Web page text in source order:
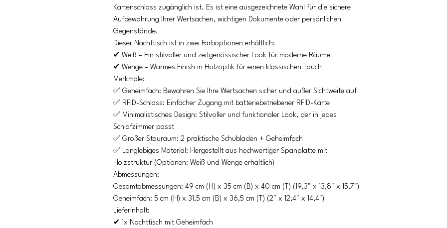
Kartenschloss zugänglich ist. Es ist eine ausgezeichnete Wahl für die sichere
Aufbewahrung Ihrer Wertsachen, wichtigen Dokumente oder persönlichen
Gegenstände.
Dieser Nachttisch ist in zwei Farboptionen erhältlich:
✔ Weiß – Ein stilvoller und zeitgenössischer Look für moderne Räume
✔ Wenge – Warmes Finish in Holzoptik für einen klassischen Touch
Merkmale:
✅ Geheimfach: Bewahren Sie Ihre Wertsachen sicher und außer Sichtweite auf
✅ RFID-Schloss: Einfacher Zugang mit batteriebetriebener RFID-Karte
✅ Minimalistisches Design: Stilvoller und funktionaler Look, der in jedes
Schlafzimmer passt
✅ Großer Stauraum: 2 praktische Schubladen + Geheimfach
✅ Langlebiges Material: Hergestellt aus hochwertiger Spanplatte mit
Holzstruktur (Optionen: Weiß und Wenge erhältlich)
Abmessungen:
Gesamtabmessungen: 49 cm (H) x 35 cm (B) x 40 cm (T) (19,3" x 13,8" x 15,7")
Geheimfach: 5 cm (H) x 31,5 cm (B) x 36,5 cm (T) (2" x 12,4" x 14,4")
Lieferinhalt:
✔ 1x Nachttisch mit Geheimfach